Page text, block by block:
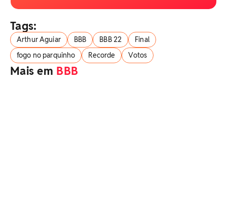
Tags:
Arthur Aguiar BBB BBB 22
Final
fogo no parquinho
Recorde Votos
Mais em BBB